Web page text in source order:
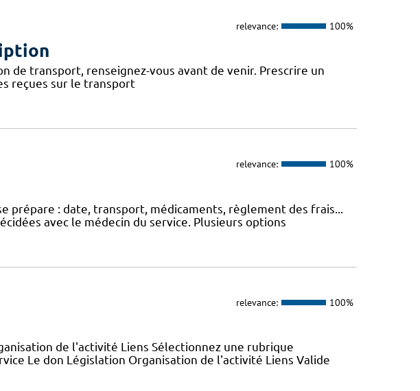
relevance: 100%
de transport, renseignez-vous avant de venir. Prescrire un
reçues sur le transport
relevance: 100%
prépare : date, transport, médicaments, règlement des frais...
avec le médecin du service. Plusieurs options
relevance: 100%
de l'activité Liens Sélectionnez une rubrique
Le don Législation Organisation de l'activité Liens Valide